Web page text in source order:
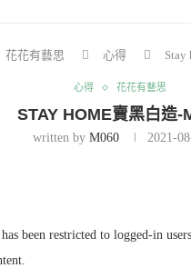
花花有藝思 心得 Stay
心得 花花有藝思
STAY HOME賣黑白造-
written by M060 2021-
been restricted to logged-in